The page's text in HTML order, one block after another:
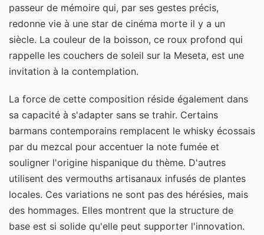
passeur de mémoire qui, par ses gestes précis,
redonne vie à une star de cinéma morte il y a un
siècle. La couleur de la boisson, ce roux profond qui
rappelle les couchers de soleil sur la Meseta, est une
invitation à la contemplation.
La force de cette composition réside également dans
sa capacité à s'adapter sans se trahir. Certains
barmans contemporains remplacent le whisky écossais
par du mezcal pour accentuer la note fumée et
souligner l'origine hispanique du thème. D'autres
utilisent des vermouths artisanaux infusés de plantes
locales. Ces variations ne sont pas des hérésies, mais
des hommages. Elles montrent que la structure de
base est si solide qu'elle peut supporter l'innovation.